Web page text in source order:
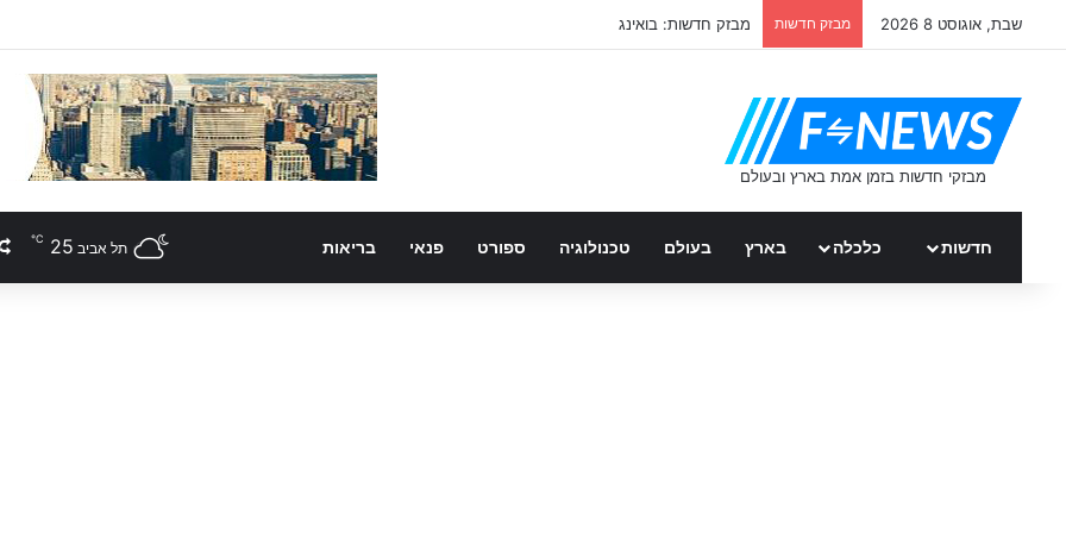
שבת, אוגוסט 8 2026 מבזק חדשות מבזק חדשות: בואינג
חדשות כלכלה בארץ בעולם טכנולוגיה ספורט פנאי בריאות תל אביב 25
℃